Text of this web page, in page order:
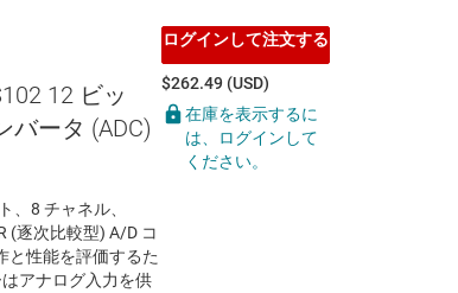
12 ビッ
バータ (ADC)
、8 チャネル、
(逐次比較型) A/D コ
と性能を評価するた
アナログ入力を供
ログインして注文する
$262.49 (USD)
在庫を表示するに
は、ログインして
ください。